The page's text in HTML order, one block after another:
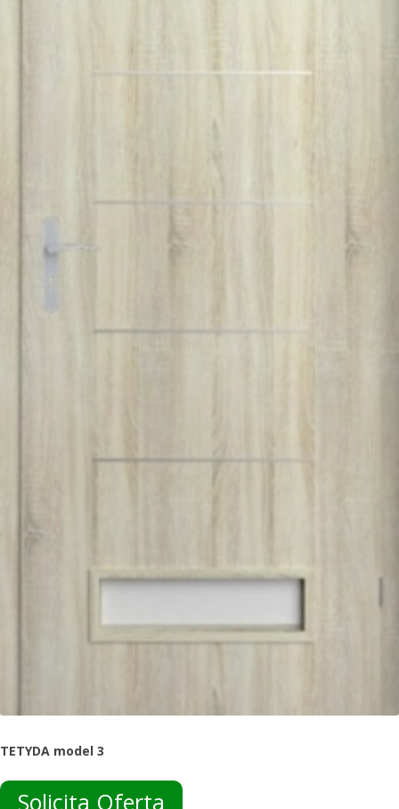
TETYDA model 3
Solicita Oferta